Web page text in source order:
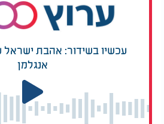
עכשיו בשידור: אהבת
אנגלמן